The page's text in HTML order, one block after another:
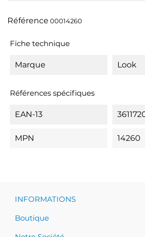
Référence 00014260
Fiche technique
Marque Look
Références spécifiques
EAN-13
MPN 14260
INFORMATIONS
Boutique